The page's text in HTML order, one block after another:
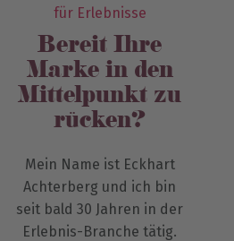
für Erlebnisse
Bereit Ihre
Marke in den
Mittelpunkt zu
rücken?
Mein Name ist Eckhart
Achterberg und ich bin
seit bald 30 Jahren in der
Erlebnis-Branche tätig.